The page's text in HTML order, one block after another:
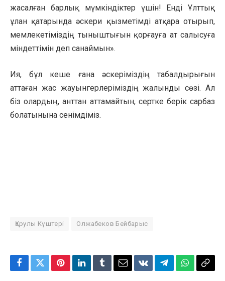
жасалған барлық мүмкіндіктер үшін! Енді Ұлттық
ұлан қатарында әскери қызметімді атқара отырып,
мемлекетіміздің тыныштығын қорғауға ат салысуға
міндеттімін деп санаймын».
Ия, бұл кеше ғана әскеріміздің табалдырығын
аттаған жас жауынгерлеріміздің жалынды сөзі. Ал
біз олардың, анттан аттамайтын, сертке берік сарбаз
болатынына сенімдіміз.
Қарулы Күштері Олжабеков Бейбарыс
Facebook
TwitterPinterestLinkedInTumblrEmailVKontakte
TelegramWhatsApp
Copy